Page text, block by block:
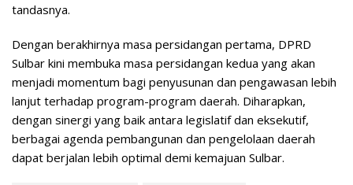
tandasnya.
Dengan berakhirnya masa persidangan pertama, DPRD
Sulbar kini membuka masa persidangan kedua yang akan
menjadi momentum bagi penyusunan dan pengawasan lebih
lanjut terhadap program-program daerah. Diharapkan,
dengan sinergi yang baik antara legislatif dan eksekutif,
berbagai agenda pembangunan dan pengelolaan daerah
dapat berjalan lebih optimal demi kemajuan Sulbar.